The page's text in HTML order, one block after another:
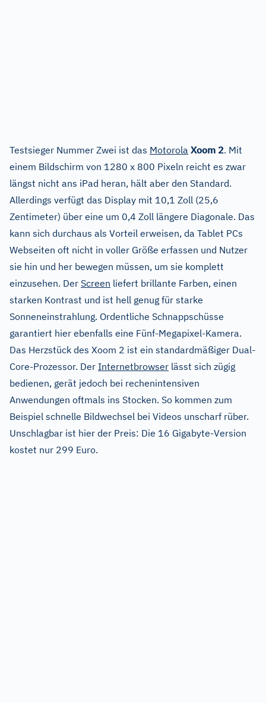
Testsieger Nummer Zwei ist das Motorola Xoom 2. Mit
einem Bildschirm von 1280 x 800 Pixeln reicht es zwar
längst nicht ans iPad heran, hält aber den Standard.
Allerdings verfügt das Display mit 10,1 Zoll (25,6
Zentimeter) über eine um 0,4 Zoll längere Diagonale. Das
kann sich durchaus als Vorteil erweisen, da Tablet PCs
Webseiten oft nicht in voller Größe erfassen und Nutzer
sie hin und her bewegen müssen, um sie komplett
einzusehen. Der Screen liefert brillante Farben, einen
starken Kontrast und ist hell genug für starke
Sonneneinstrahlung. Ordentliche Schnappschüsse
garantiert hier ebenfalls eine Fünf-Megapixel-Kamera.
Das Herzstück des Xoom 2 ist ein standardmäßiger Dual-
Core-Prozessor. Der Internetbrowser lässt sich zügig
bedienen, gerät jedoch bei rechenintensiven
Anwendungen oftmals ins Stocken. So kommen zum
Beispiel schnelle Bildwechsel bei Videos unscharf rüber.
Unschlagbar ist hier der Preis: Die 16 Gigabyte-Version
kostet nur 299 Euro.